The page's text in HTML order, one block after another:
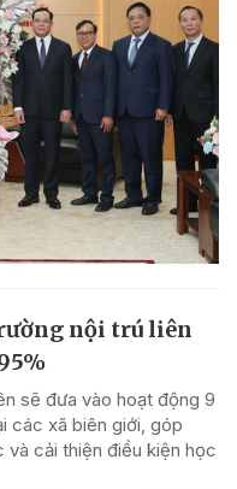
nội trú liên
sẽ đưa vào hoạt động 9
các xã biên giới, góp
cải thiện điều kiện học